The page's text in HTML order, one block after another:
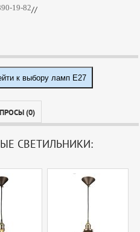
19-82//
к выбору ламп E27
(0)
СВЕТИЛЬНИКИ: